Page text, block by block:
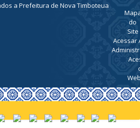
a Prefeitura de Nova Timboteua
do
Site
Acessar